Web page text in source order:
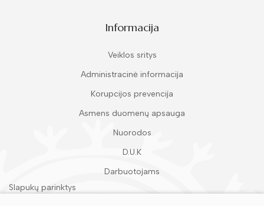
Informacija
Veiklos sritys
Administracinė informacija
Korupcijos prevencija
Asmens duomenų apsauga
Nuorodos
D.U.K
Darbuotojams
Slapukų parinktys